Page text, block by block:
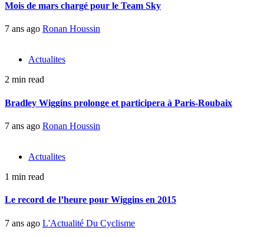
Mois de mars chargé pour le Team Sky
7 ans ago Ronan Houssin
Actualites
2 min read
Bradley Wiggins prolonge et participera à Paris-Roubaix
7 ans ago Ronan Houssin
Actualites
1 min read
Le record de l’heure pour Wiggins en 2015
7 ans ago L'Actualité Du Cyclisme